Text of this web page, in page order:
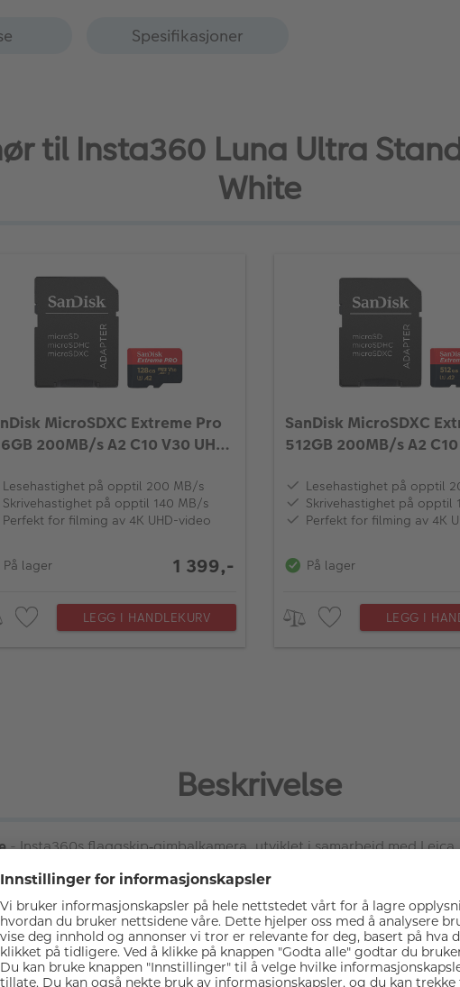
Spesifikasjoner
til Insta360 Luna Ultra
White
MicroSDXC Extreme Pro
200MB/s A2 C10 V30 UHS-
Lesehastighet på opptil 200 MB/s
Skrivehastighet på opptil 140 MB/s
Perfekt for filming av 4K UHD-video
På lager 1 399,-
LEGG I HANDLEKURV
SanDisk MicroSDXC
512GB 200MB/s A2
Lesehastighet på opptil
Skrivehastighet på opptil
Perfekt for filming av 4K
På lager
LEGG I
Beskrivelse
- Insta360s flaggskip‑gimbalkamera, utviklet i samarbeid med
en bransjeledende avtakbar 2" OLED
tillegg et profesjonelt teleobjektiv for krystallklare n